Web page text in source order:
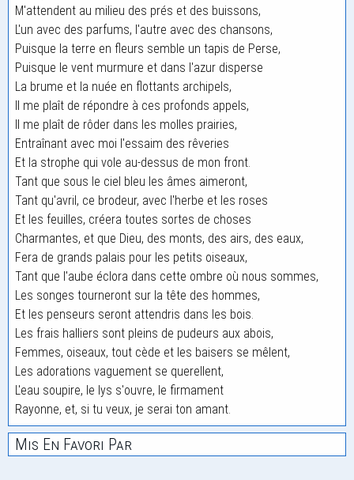
M'attendent au milieu des prés et des buissons,
L'un avec des parfums, l'autre avec des chansons,
Puisque la terre en fleurs semble un tapis de Perse,
Puisque le vent murmure et dans l'azur disperse
La brume et la nuée en flottants archipels,
Il me plaît de répondre à ces profonds appels,
Il me plaît de rôder dans les molles prairies,
Entraînant avec moi l'essaim des rêveries
Et la strophe qui vole au-dessus de mon front.
Tant que sous le ciel bleu les âmes aimeront,
Tant qu'avril, ce brodeur, avec l'herbe et les roses
Et les feuilles, créera toutes sortes de choses
Charmantes, et que Dieu, des monts, des airs, des eaux,
Fera de grands palais pour les petits oiseaux,
Tant que l'aube éclora dans cette ombre où nous sommes,
Les songes tourneront sur la tête des hommes,
Et les penseurs seront attendris dans les bois.
Les frais halliers sont pleins de pudeurs aux abois,
Femmes, oiseaux, tout cède et les baisers se mêlent,
Les adorations vaguement se querellent,
L'eau soupire, le lys s'ouvre, le firmament
Rayonne, et, si tu veux, je serai ton amant.
Mis En Favori Par